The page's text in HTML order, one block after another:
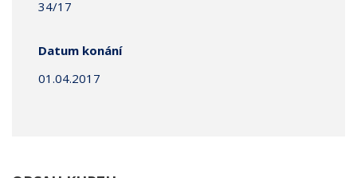
34/17
Datum konání
01.04.2017